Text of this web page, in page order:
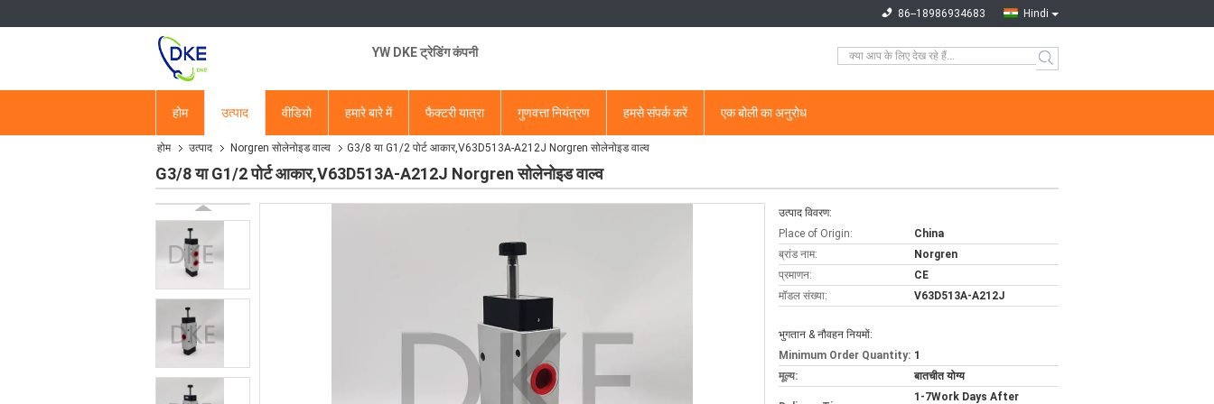
Hindi
86--18986934683
YW DKE ट्रेडिंग कंपनी
होम उत्पाद वीडियो हमारे बारे में फैक्टरी यात्रा गुणवत्ता नियंत्रण हमसे संपर्क करें एक बोली का अनुरोध
होम उत्पाद Norgren सोलेनोइड वाल्व G3/8 या G1/2 पोर्ट आकार,V63D513A-A212J Norgren सोलेनोइड वाल्व
G3/8 या G1/2 पोर्ट आकार,V63D513A-A212J Norgren सोलेनोइड वाल्व
उत्पाद विवरण:
Place of Origin:
China
ब्रांड नाम:
Norgren
प्रमाणन:
CE
मॉडल संख्या:
V63D513A-A212J
भुगतान & नौवहन नियमों:
Minimum Order Quantity: 1
मूल्य:
बातचीत योग्य
1-7Work Days After